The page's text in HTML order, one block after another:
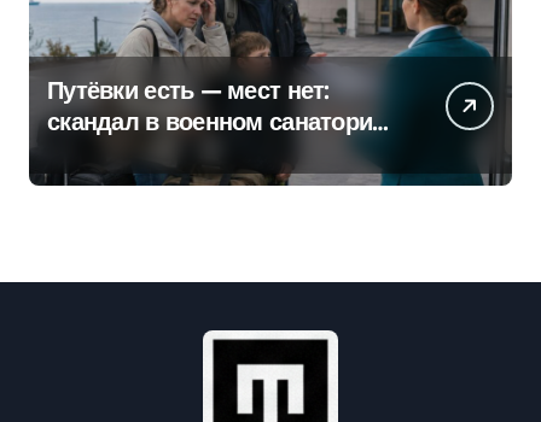
Путёвки есть — мест нет:
скандал в военном санатории